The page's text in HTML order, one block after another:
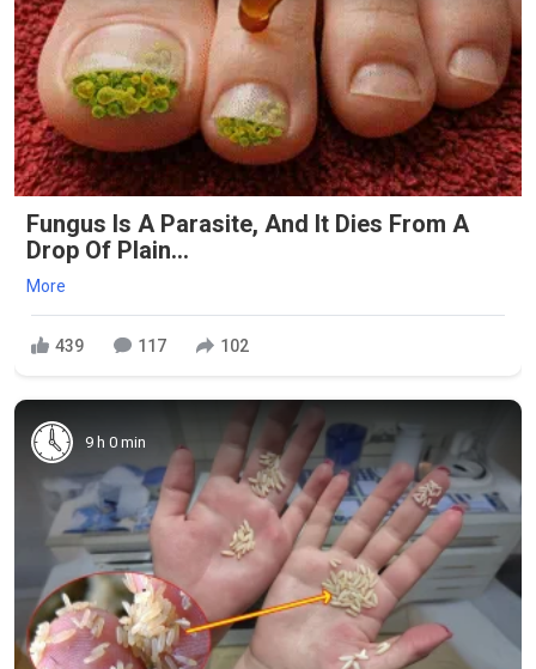
Fungus Is A Parasite, And It Dies From A
Drop Of Plain...
More
439 117 102
9 h 0 min